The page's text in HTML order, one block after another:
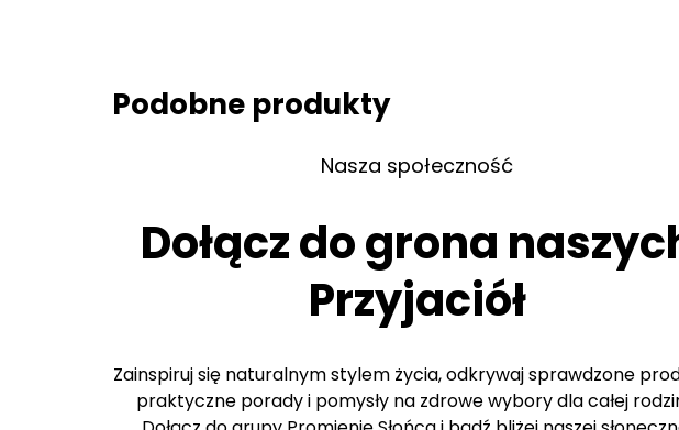
Podobne produkty
Nasza społeczność
Dołącz do grona
Przyjaciół
Zainspiruj się naturalnym stylem życia, odkrywaj sprawdzone
praktyczne porady i pomysły na zdrowe wybory dla całej